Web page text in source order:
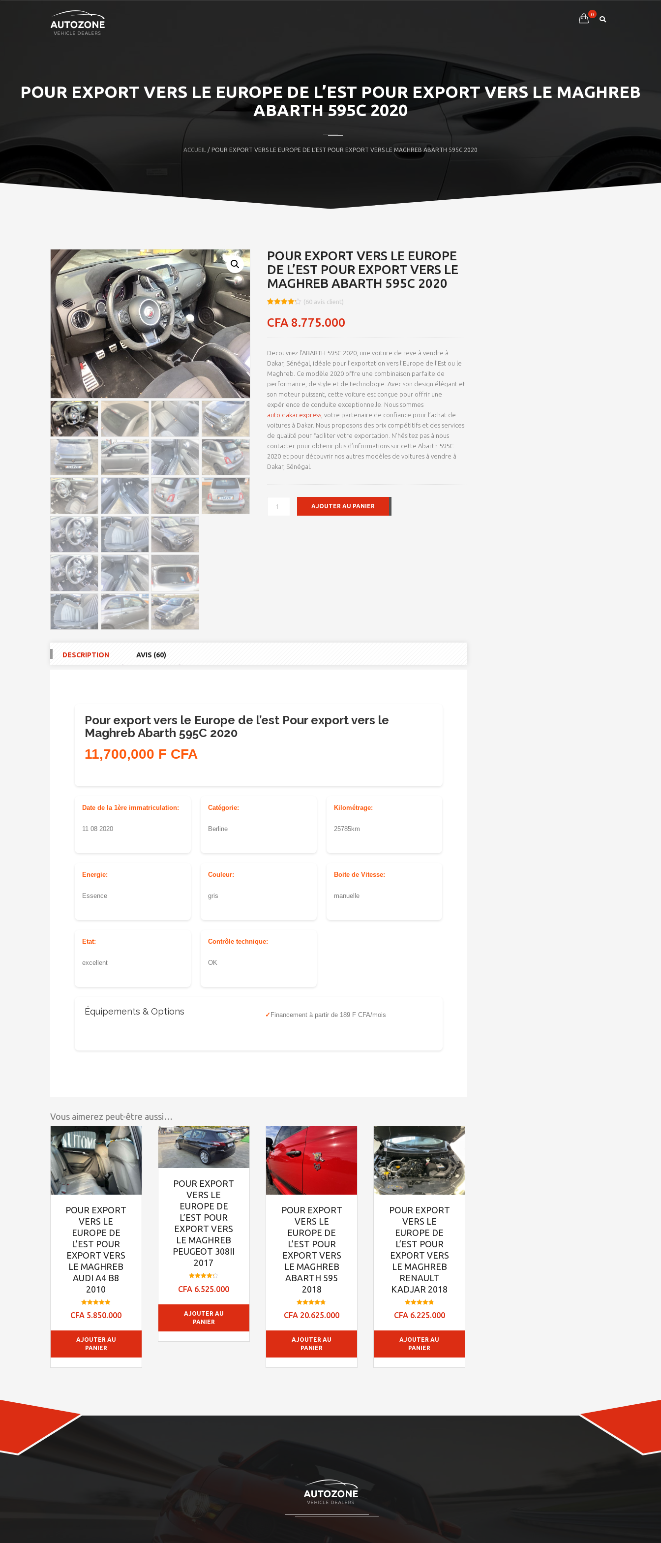
0
POUR EXPORT VERS LE EUROPE DE L’EST POUR EXPORT VERS LE MAGHREB
ABARTH 595C 2020
ACCUEIL / POUR EXPORT VERS LE EUROPE DE L’EST POUR EXPORT VERS LE MAGHREB ABARTH 595C 2020
POUR EXPORT VERS LE EUROPE
DE L’EST POUR EXPORT VERS LE
MAGHREB ABARTH 595C 2020
sur 5
basé
notations
(60avis client)
CFA8.775.000
Decouvrez l’ABARTH 595C 2020, une voiture de reve à vendre à
Dakar, Sénégal, idéale pour l’exportation vers l’Europe de l’Est ou le
Maghreb. Ce modèle 2020 offre une combinaison parfaite de
performance, de style et de technologie. Avec son design élégant et
son moteur puissant, cette voiture est conçue pour offrir une
expérience de conduite exceptionnelle. Nous sommes
auto.dakar.express, votre partenaire de confiance pour l’achat de
voitures à Dakar. Nous proposons des prix compétitifs et des services
de qualité pour faciliter votre exportation. N’hésitez pas à nous
contacter pour obtenir plus d’informations sur cette Abarth 595C
2020 et pour découvrir nos autres modèles de voitures à vendre à
Dakar, Sénégal.
QUANTITÉ
AJOUTER AU PANIER
DESCRIPTION AVIS (60)
Pour export vers le Europe de l’est Pour export vers le
Maghreb Abarth 595C 2020
11,700,000 F CFA
Date de la 1ère immatriculation:
11 08 2020
Catégorie:
Berline
Kilométrage:
25785km
Energie:
Essence
Couleur:
gris
Boite de Vitesse:
manuelle
Etat:
excellent
Contrôle technique:
OK
Équipements & Options Financement à partir de 189 F CFA/mois
Vous aimerez peut-être aussi…
POUR EXPORT
VERS LE
EUROPE DE
L’EST POUR
EXPORT VERS
LE MAGHREB
AUDI A4 B8
2010
4.84
CFA 5.850.000
AJOUTER AU
PANIER
POUR EXPORT
VERS LE
EUROPE DE
L’EST POUR
EXPORT VERS
LE MAGHREB
PEUGEOT 308II
2017
4.23
CFA 6.525.000
AJOUTER AU
PANIER
POUR EXPORT
VERS LE
EUROPE DE
L’EST POUR
EXPORT VERS
LE MAGHREB
ABARTH 595
2018
4.7
CFA 20.625.000
AJOUTER AU
PANIER
POUR EXPORT
VERS LE
EUROPE DE
L’EST POUR
EXPORT VERS
LE MAGHREB
RENAULT
KADJAR 2018
4.78
CFA6.225.000
AJOUTER AU
PANIER